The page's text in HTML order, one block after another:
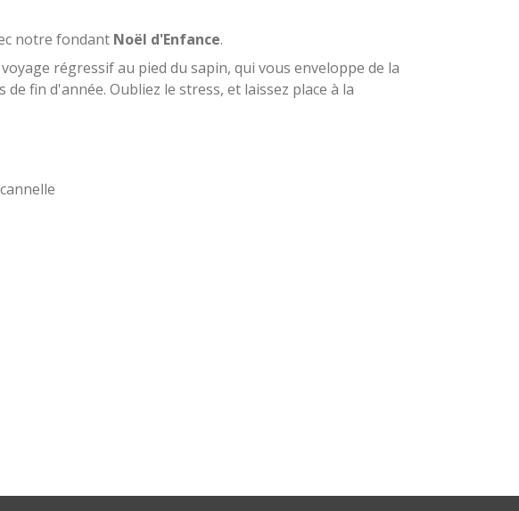
notre fondant Noël d'Enfance.
régressif au pied du sapin, qui vous enveloppe de la
de fin d'année. Oubliez le stress, et laissez place à la